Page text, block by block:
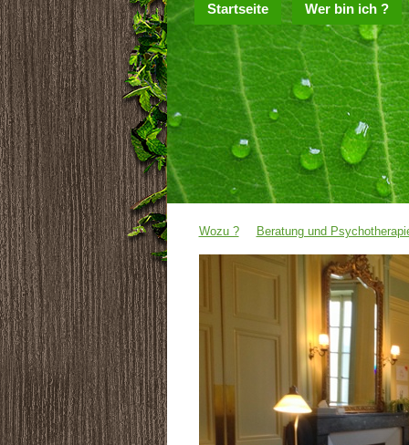
Startseite Wer bin ich ?
Wozu ? Beratung und